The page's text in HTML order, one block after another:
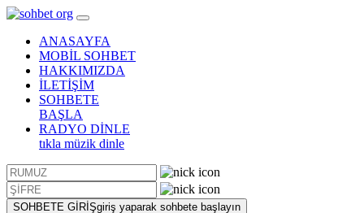
ANASAYFA
MOBİL SOHBET
HAKKIMIZDA
İLETİŞİM
SOHBETE
BAŞLA
RADYO DİNLE
tıkla müzik dinle
SOHBETE GİRİŞgiriş yaparak sohbete başlayın